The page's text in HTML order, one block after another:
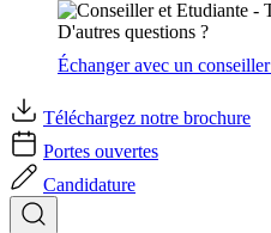
D'autres questions ?
Échanger avec un conseiller
Téléchargez notre brochure
Portes ouvertes
Candidature